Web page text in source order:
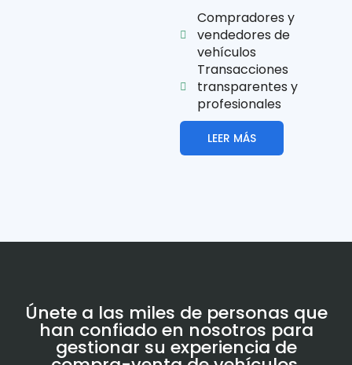
Compradores y
vendedores de
vehículos
Transacciones
transparentes y
profesionales
LEER MÁS
Únete a las miles de personas que
han confiado en nosotros para
gestionar su experiencia de